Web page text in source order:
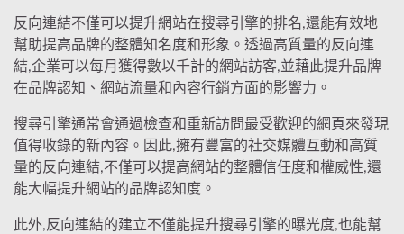
反向連結不僅可以提升網站在搜尋引擎的排名,還能有效地
幫助提高品牌的整體知名度和形象。透過高質量的反向連
結,企業可以每月獲得數以千計的網站訪客,並藉此提升品牌
在品牌認知、網站流量和內容行銷方面的影響力。
搜尋引擎通常會通過檢查和重新訪問最受歡迎的網頁來發現
值得收錄的新內容。因此,擁有豐富的社交媒體互動和高質
量的反向連結,不僅可以提高網站的整體信任度和權威性,還
能大幅提升網站的品牌認知度。
此外,反向連結的建立不僅能提升搜尋引擎的曝光度,也能幫